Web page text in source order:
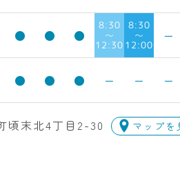
● ● ●
8:30
〜
12:30
8:30
〜
12:00
ー
● ● ● ー ー ー
頃末北4丁目2-30 マップを